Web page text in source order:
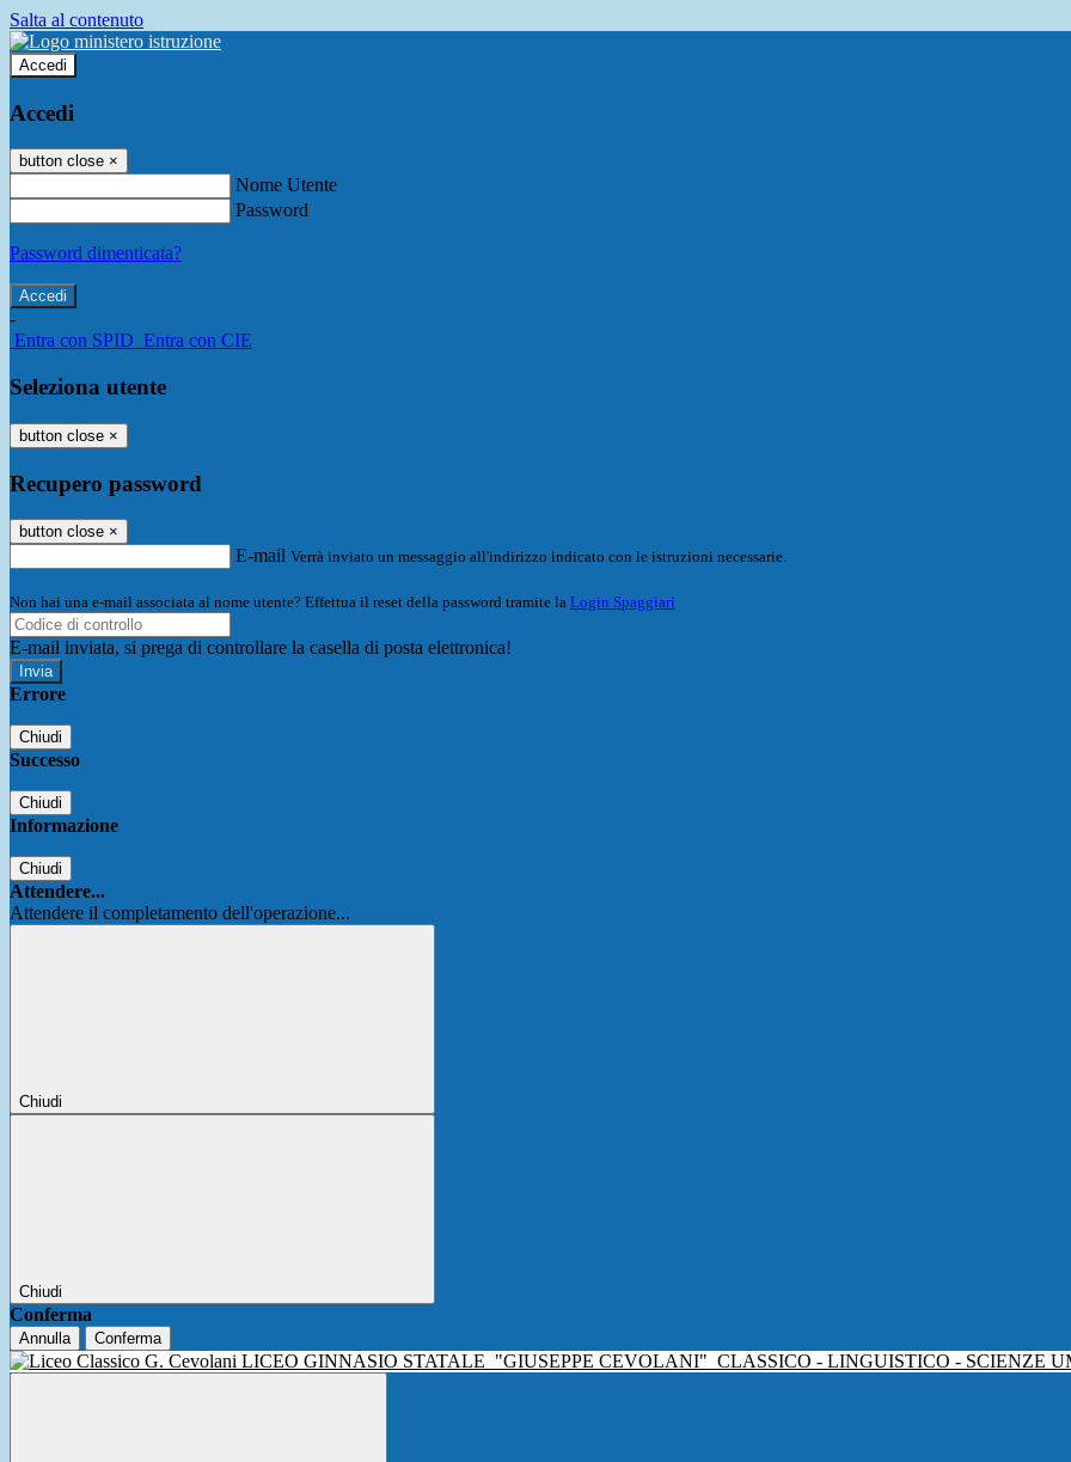
Salta al contenuto
Accedi
Accedi
button close ×
Nome Utente
Password
Password dimenticata?
-
Entra con SPID Entra con CIE
Seleziona utente
button close ×
Recupero password
button close ×
E-mail Verrà inviato un messaggio all'indirizzo indicato con le istruzioni necessarie.
Non hai una e-mail associata al nome utente? Effettua il reset della password tramite la Login Spaggiari
E-mail inviata, si prega di controllare la casella di posta elettronica!
Errore
Chiudi
Successo
Chiudi
Informazione
Chiudi
Attendere...
Attendere il completamento dell'operazione...
Chiudi
Chiudi
Conferma
Annulla Conferma
LICEO GINNASIO STATALE "GIUSEPPE CEVOLANI" CLASSICO - LINGUISTICO - SCIENZE